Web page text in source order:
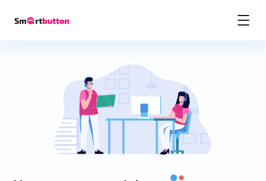
Обратная связь
Реквизиты